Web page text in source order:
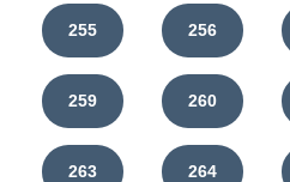
255 256
259 260
263 264